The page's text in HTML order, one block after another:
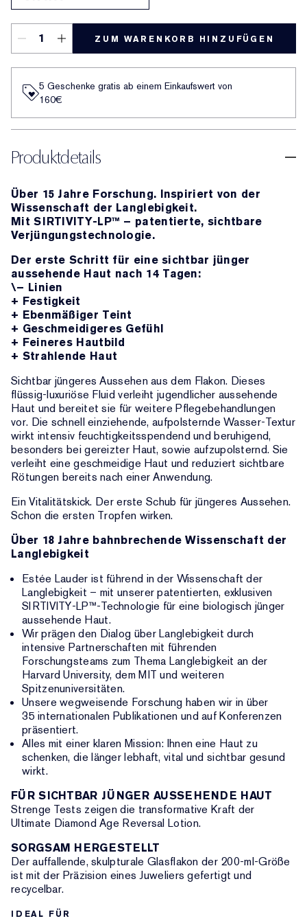
ZUM WARENKORB HINZUFÜGEN
5 Geschenke gratis ab einem Einkaufswert von
160€​
Produktdetails
Über 15 Jahre Forschung. Inspiriert von der
Wissenschaft der Langlebigkeit.
Mit SIRTIVITY-LP™ – patentierte, sichtbare
Verjüngungstechnologie.
Der erste Schritt für eine sichtbar jünger
aussehende Haut nach 14 Tagen:
\– Linien
+ Festigkeit
+ Ebenmäßiger Teint
+ Geschmeidigeres Gefühl
+ Feineres Hautbild
+ Strahlende Haut
Sichtbar jüngeres Aussehen aus dem Flakon. Dieses
flüssig-luxuriöse Fluid verleiht jugendlicher aussehende
Haut und bereitet sie für weitere Pflegebehandlungen
vor. Die schnell einziehende, aufpolsternde Wasser-Textur
wirkt intensiv feuchtigkeitsspendend und beruhigend,
besonders bei gereizter Haut, sowie aufzupolsternd. Sie
verleiht eine geschmeidige Haut und reduziert sichtbare
Rötungen bereits nach einer Anwendung.
Ein Vitalitätskick. Der erste Schub für jüngeres Aussehen.
Schon die ersten Tropfen wirken.
Über 18 Jahre bahnbrechende Wissenschaft der
Langlebigkeit
Estée Lauder ist führend in der Wissenschaft der
Langlebigkeit – mit unserer patentierten, exklusiven
SIRTIVITY-LP™-Technologie für eine biologisch jünger
aussehende Haut.
Wir prägen den Dialog über Langlebigkeit durch
intensive Partnerschaften mit führenden
Forschungsteams zum Thema Langlebigkeit an der
Harvard University, dem MIT und weiteren
Spitzenuniversitäten.
Unsere wegweisende Forschung haben wir in über
35 internationalen Publikationen und auf Konferenzen
präsentiert.
Alles mit einer klaren Mission: Ihnen eine Haut zu
schenken, die länger lebhaft, vital und sichtbar gesund
wirkt.
FÜR SICHTBAR JÜNGER AUSSEHENDE HAUT
Strenge Tests zeigen die transformative Kraft der
Ultimate Diamond Age Reversal Lotion.
SORGSAM HERGESTELLT
Der auffallende, skulpturale Glasflakon der 200-ml-Größe
ist mit der Präzision eines Juweliers gefertigt und
recycelbar.
IDEAL FÜR